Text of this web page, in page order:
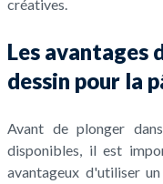
créatives.
Les avantages
dessin pour la
Avant de plonger
disponibles, il est
avantageux d'utiliser